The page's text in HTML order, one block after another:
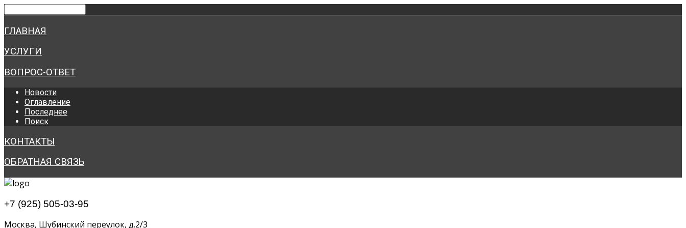
ГЛАВНАЯ
УСЛУГИ
ВОПРОС-ОТВЕТ
Новости
Оглавление
Последнее
Поиск
КОНТАКТЫ
ОБРАТНАЯ СВЯЗЬ
+7 (925) 505-03-95
Москва, Шубинский переулок, д.2/3